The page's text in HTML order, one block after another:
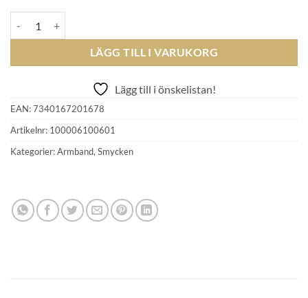
LÄGG TILL I VARUKORG
Lägg till i önskelistan!
EAN:7340167201678
Artikelnr: 100006100601
Kategorier:Armband, Smycken